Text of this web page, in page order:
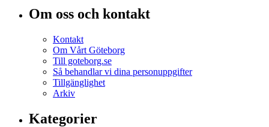
Om oss och kontakt
Kontakt
Om Vårt Göteborg
Till goteborg.se
Så behandlar vi dina personuppgifter
Tillgänglighet
Arkiv
Kategorier